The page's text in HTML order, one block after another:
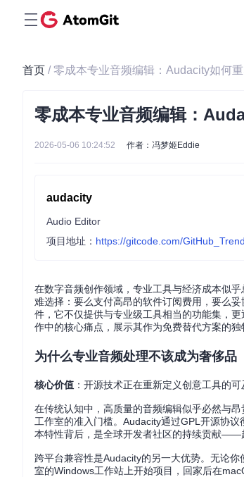
首页 / 零成本专业音频编辑：Audacity如何
零成本专业音频编辑：
2026-05-06 10:24:52 作者：冯梦姬Eddie
audacity
Audio Editor
项目地址： https://gitcode.com/
在数字音频创作领域，专业工具与经济成本似
难选择：要么支付高昂的软件订阅费用，要么
件，它不仅提供与专业级工具相当的功能集，
作中的核心痛点，展示其作为免费替代方案的
为什么专业音频处理不该成为奢侈品
核心价值 ：开源技术正在重新定义创意工具的
在传统认知中，高质量的音频编辑似乎必然与
工作室的准入门槛。Audacity通过GPL开源协
本特性背后，是全球开发者社区的持续贡献——
跨平台兼容性是Audacity的另一大优势。无论
室的Windows工作站上开始项目，回家后在